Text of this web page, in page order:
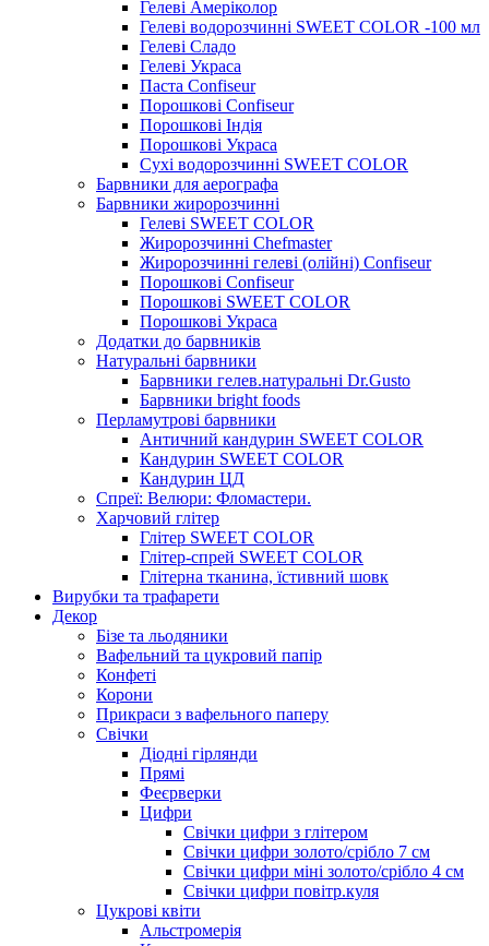
Гелеві Амеріколор
Гелеві водорозчинні SWEET COLOR -100 мл
Гелеві Сладо
Гелеві Украса
Паста Confiseur
Порошкові Confiseur
Порошкові Індія
Порошкові Украса
Сухі водорозчинні SWEET COLOR
Барвники для аерографа
Барвники жиророзчинні
Гелеві SWEET COLOR
Жиророзчинні Chefmaster
Жиророзчинні гелеві (олійні) Confiseur
Порошкові Confiseur
Порошкові SWEET COLOR
Порошкові Украса
Додатки до барвників
Натуральні барвники
Барвники гелев.натуральні Dr.Gusto
Барвники bright foods
Перламутрові барвники
Античний кандурин SWEET COLOR
Кандурин SWEET COLOR
Кандурин ЦД
Спреї: Велюри: Фломастери.
Харчовий глітер
Глітер SWEET COLOR
Глітер-спрей SWEET COLOR
Глітерна тканина, їстивний шовк
Вирубки та трафарети
Декор
Бізе та льодяники
Вафельний та цукровий папір
Конфеті
Корони
Прикраси з вафельного паперу
Свічки
Діодні гірлянди
Прямі
Феєрверки
Цифри
Свічки цифри з глітером
Свічки цифри золото/срібло 7 см
Свічки цифри міні золото/срібло 4 см
Свічки цифри повітр.куля
Цукрові квіти
Альстромерія